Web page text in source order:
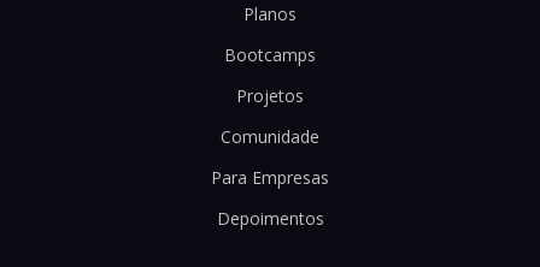
Planos
Bootcamps
Projetos
Comunidade
Para Empresas
Depoimentos